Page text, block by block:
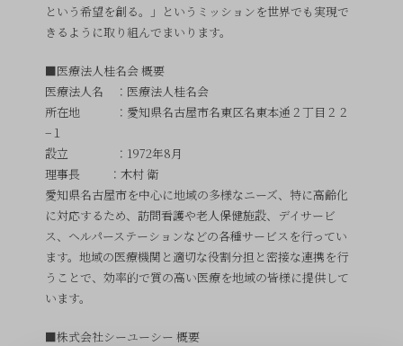
という希望を創る。」というミッションを世界でも実現で
きるように取り組んでまいります。
■医療法人桂名会 概要
医療法人名 ：医療法人桂名会
所在地 ：愛知県名古屋市名東区名東本通２丁目２２
−１
設立 ：1972年8月
理事長 ：木村 衛
愛知県名古屋市を中心に地域の多様なニーズ、特に高齢化
に対応するため、訪問看護や老人保健施設、デイサービ
ス、ヘルパーステーションなどの各種サービスを行ってい
ます。地域の医療機関と適切な役割分担と密接な連携を行
うことで、効率的で質の高い医療を地域の皆様に提供して
います。
■株式会社シーユーシー 概要